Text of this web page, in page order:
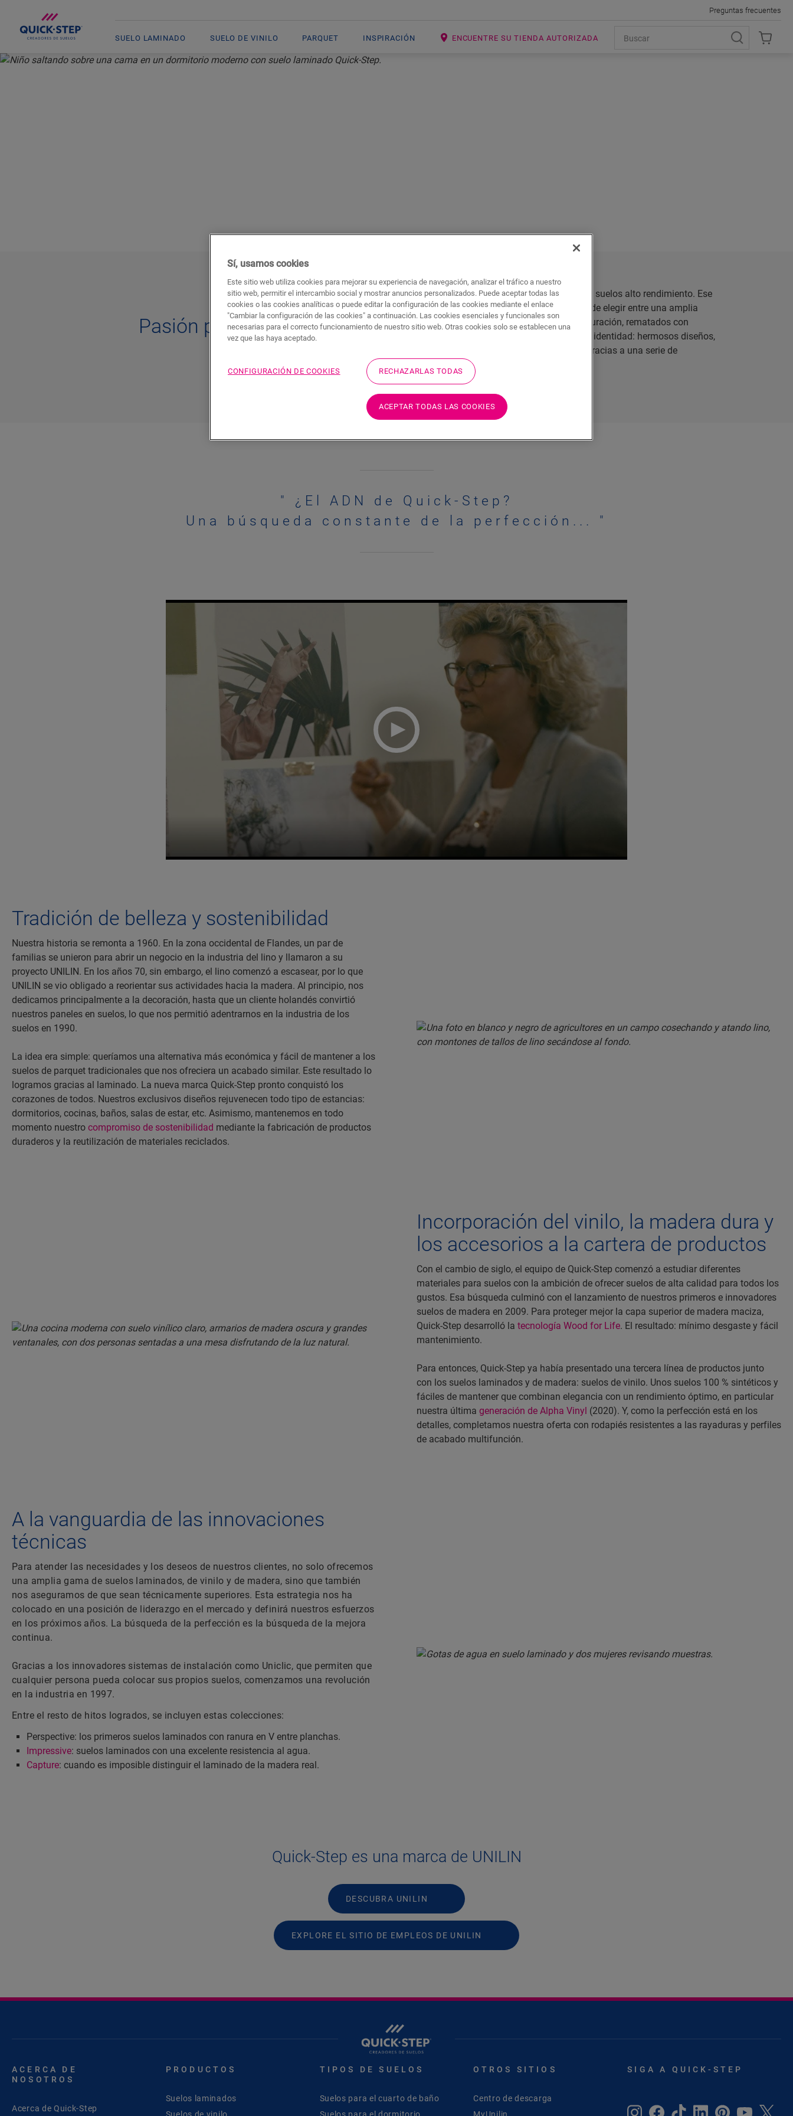
SUELO LAMINADO SUELO DE VINILO PARQUET INSPIRACIÓN ENCUENTRE SU TIENDA AUTORIZADA
Preguntas frecuentes
Pasión por la belleza
atemporal
Toda vida sin preocupaciones comienza con una casa con suelos alto rendimiento. Ese
es el objetivo de Quick-Step desde 1990. Actualmente, puede elegir entre una amplia
gama de suelos laminados, de vinilo y parquets de larga duración, rematados con
rodapiés y perfiles de acabado a juego. Nuestras señas de identidad: hermosos diseños,
suelos resistentes al agua e instalaciones sencillas, todo gracias a una serie de
innovaciones pioneras.
¿El ADN de Quick-Step?
Una búsqueda constante de la perfección...
Tradición de belleza y sostenibilidad
Nuestra historia se remonta a 1960. En la zona occidental de Flandes, un par de
familias se unieron para abrir un negocio en la industria del lino y llamaron a su
proyecto UNILIN. En los años 70, sin embargo, el lino comenzó a escasear, por lo que
UNILIN se vio obligado a reorientar sus actividades hacia la madera. Al principio, nos
dedicamos principalmente a la decoración, hasta que un cliente holandés convirtió
nuestros paneles en suelos, lo que nos permitió adentrarnos en la industria de los
suelos en 1990.
La idea era simple: queríamos una alternativa más económica y fácil de mantener a los
suelos de parquet tradicionales que nos ofreciera un acabado similar. Este resultado lo
logramos gracias al laminado. La nueva marca Quick-Step pronto conquistó los
corazones de todos. Nuestros exclusivos diseños rejuvenecen todo tipo de estancias:
dormitorios, cocinas, baños, salas de estar, etc. Asimismo, mantenemos en todo
momento nuestro compromiso de sostenibilidad mediante la fabricación de productos
duraderos y la reutilización de materiales reciclados.
Incorporación del vinilo, la madera dura y
los accesorios a la cartera de productos
Con el cambio de siglo, el equipo de Quick-Step comenzó a estudiar diferentes
materiales para suelos con la ambición de ofrecer suelos de alta calidad para todos los
gustos. Esa búsqueda culminó con el lanzamiento de nuestros primeros e innovadores
suelos de madera en 2009. Para proteger mejor la capa superior de madera maciza,
Quick-Step desarrolló la tecnología Wood for Life. El resultado: mínimo desgaste y fácil
mantenimiento.
Para entonces, Quick-Step ya había presentado una tercera línea de productos junto
con los suelos laminados y de madera: suelos de vinilo. Unos suelos 100 % sintéticos y
fáciles de mantener que combinan elegancia con un rendimiento óptimo, en particular
nuestra última generación de Alpha Vinyl (2020). Y, como la perfección está en los
detalles, completamos nuestra oferta con rodapiés resistentes a las rayaduras y perfiles
de acabado multifunción.
A la vanguardia de las innovaciones
técnicas
Para atender las necesidades y los deseos de nuestros clientes, no solo ofrecemos
una amplia gama de suelos laminados, de vinilo y de madera, sino que también
nos aseguramos de que sean técnicamente superiores. Esta estrategia nos ha
colocado en una posición de liderazgo en el mercado y definirá nuestros esfuerzos
en los próximos años. La búsqueda de la perfección es la búsqueda de la mejora
continua.
Gracias a los innovadores sistemas de instalación como Uniclic, que permiten que
cualquier persona pueda colocar sus propios suelos, comenzamos una revolución
en la industria en 1997.
Entre el resto de hitos logrados, se incluyen estas colecciones:
Perspective: los primeros suelos laminados con ranura en V entre planchas.
Impressive: suelos laminados con una excelente resistencia al agua.
Capture: cuando es imposible distinguir el laminado de la madera real.
Quick-Step es una marca de UNILIN
DESCUBRA UNILIN
EXPLORE EL SITIO DE EMPLEOS DE UNILIN
ACERCA DE
NOSOTROS
Acerca de Quick-Step
PRODUCTOS
Suelos laminados
TIPOS DE SUELOS
Suelos para el cuarto de baño
OTROS SITIOS
Centro de descarga
SIGA A QUICK-STEP
Sí, usamos cookies
Este sitio web utiliza cookies para mejorar su experiencia de navegación, analizar el tráfico a nuestro
sitio web, permitir el intercambio social y mostrar anuncios personalizados. Puede aceptar todas las
cookies o las cookies analíticas o puede editar la configuración de las cookies mediante el enlace
"Cambiar la configuración de las cookies" a continuación. Las cookies esenciales y funcionales son
necesarias para el correcto funcionamiento de nuestro sitio web. Otras cookies solo se establecen una
vez que las haya aceptado.
CONFIGURACIÓN DE COOKIES RECHAZARLAS TODAS
ACEPTAR TODAS LAS COOKIES